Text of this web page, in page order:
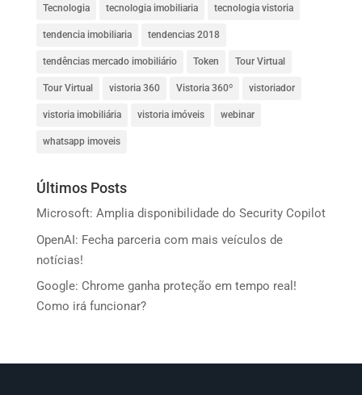
Tecnologia tecnologia imobiliaria tecnologia vistoria
tendencia imobiliaria tendencias 2018
tendências mercado imobiliário Token Tour Virtual
Tour Virtual vistoria 360 Vistoria 360º vistoriador
vistoria imobiliária vistoria imóveis webinar
whatsapp imoveis
Últimos Posts
Microsoft: Amplia disponibilidade do Security Copilot
OpenAI: Fecha parceria com mais veículos de
notícias!
Google: Chrome ganha proteção em tempo real!
Como irá funcionar?